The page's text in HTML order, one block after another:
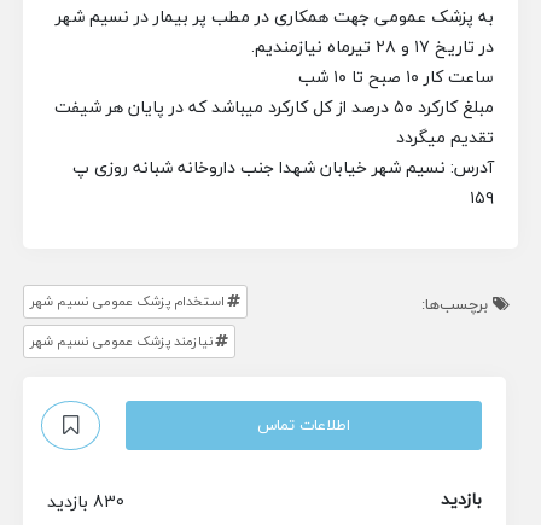
به پزشک عمومی جهت همکاری در مطب پر بیمار در نسیم شهر
در تاریخ ۱۷ و ۲۸ تیرماه نیازمندیم.
ساعت کار ۱۰ صبح تا ۱۰ شب
مبلغ کارکرد ۵۰ درصد از کل کارکرد میباشد که در پایان هر شیفت
تقدیم میگردد
آدرس: نسیم شهر خیابان شهدا جنب داروخانه شبانه روزی پ
۱۵۹
برچسب‌ها:
استخدام پزشک عمومی نسیم شهر
نیازمند پزشک عمومی نسیم شهر
اطلاعات تماس
بازدید
830 بازدید